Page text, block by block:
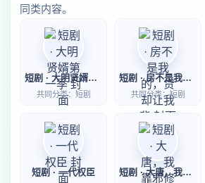
同类内容。
短剧 · 大明贤婿第一季
共同分类：短剧
短剧 · 房不是我的，贷却让我背
共同分类：短剧
短剧 · 一代权臣 短剧 · 大唐，我靠邪修卷疯百官